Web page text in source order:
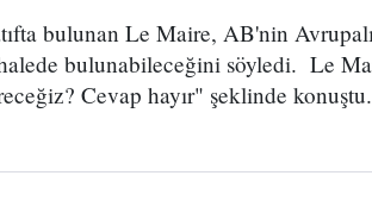
bulunan Le Maire, AB'nin
bulunabileceğini söyledi. Le
Cevap hayır" şeklinde konuştu.